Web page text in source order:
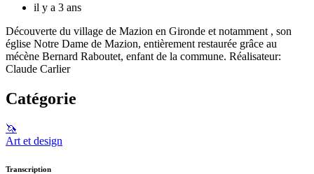
il y a 3 ans
Découverte du village de Mazion en Gironde et notamment , son
église Notre Dame de Mazion, entièrement restaurée grâce au
mécène Bernard Raboutet, enfant de la commune. Réalisateur:
Claude Carlier
Catégorie
🦄
Art et design
Transcription